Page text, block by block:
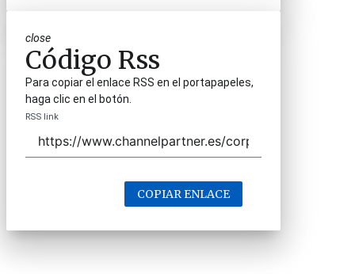
close
Código Rss
Para copiar el enlace RSS en el portapapeles,
haga clic en el botón.
RSS link
COPIAR ENLACE